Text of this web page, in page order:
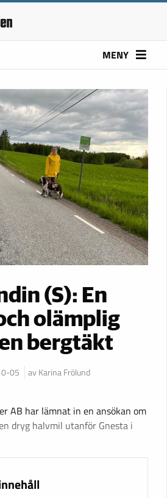
MENY
(S): En
olämplig
bergtäkt
05 av Karina Frölund
AB har lämnat in en ansökan om
dryg halvmil utanför Gnesta i